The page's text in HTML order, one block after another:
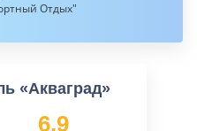
Отдых"
«Акваград»
6.9